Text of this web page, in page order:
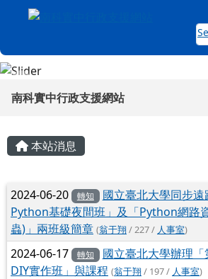
跳至主內容區
南科實中行政支援網站
導覽列
南科實中行政支援網站
主內容區域
本站消息
文章列表
2024-06-20 轉知
國立臺北大學同步
Python基礎夜間班」及「Python網路
蟲)」兩班級簡章 (翁于翔 / 227 / 人事室)
2024-06-17 轉知
國立臺北大學辦理
DIY實作班」與課程 (翁于翔/ 197 / 人事室)